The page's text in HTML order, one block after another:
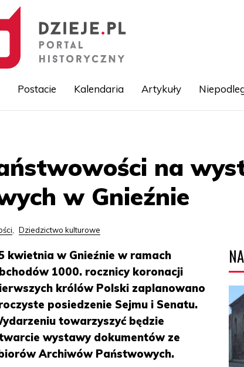
Postacie Kalendaria Artykuły
na
w Gnieźnie
, Dziedzictwo kulturowe
kwietnia w Gnieźnie w ramach
1000. rocznicy koronacji
królów Polski zaplanowano
posiedzenie Sejmu i Senatu.
towarzyszyć będzie
wystawy dokumentów ze
Archiwów Państwowych.